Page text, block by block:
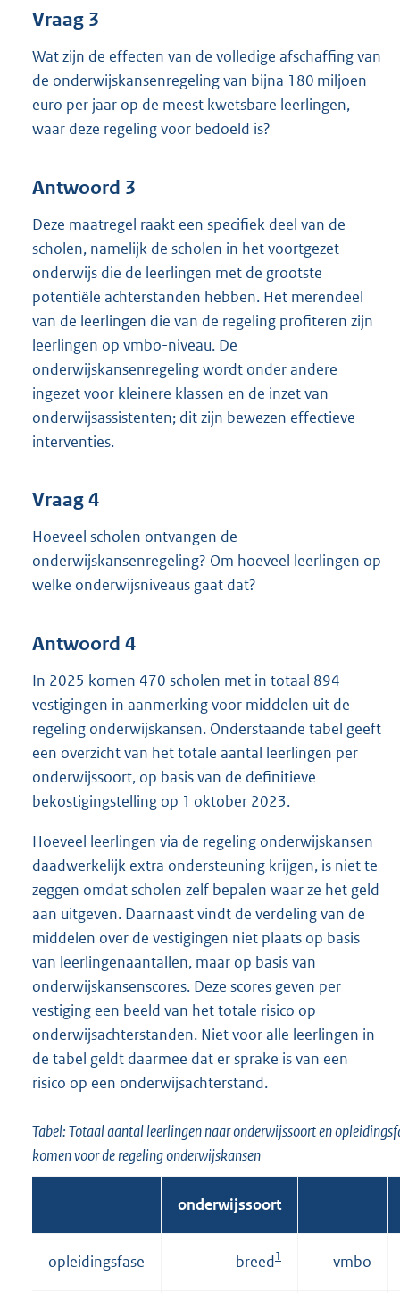
Vraag 3
Wat zijn de effecten van de volledige afschaffing van
de onderwijskansenregeling van bijna 180 miljoen
euro per jaar op de meest kwetsbare leerlingen,
waar deze regeling voor bedoeld is?
Antwoord 3
Deze maatregel raakt een specifiek deel van de
scholen, namelijk de scholen in het voortgezet
onderwijs die de leerlingen met de grootste
potentiële achterstanden hebben. Het merendeel
van de leerlingen die van de regeling profiteren zijn
leerlingen op vmbo-niveau. De
onderwijskansenregeling wordt onder andere
ingezet voor kleinere klassen en de inzet van
onderwijsassistenten; dit zijn bewezen effectieve
interventies.
Vraag 4
Hoeveel scholen ontvangen de
onderwijskansenregeling? Om hoeveel leerlingen op
welke onderwijsniveaus gaat dat?
Antwoord 4
In 2025 komen 470 scholen met in totaal 894
vestigingen in aanmerking voor middelen uit de
regeling onderwijskansen. Onderstaande tabel geeft
een overzicht van het totale aantal leerlingen per
onderwijssoort, op basis van de definitieve
bekostigingstelling op 1 oktober 2023.
Hoeveel leerlingen via de regeling onderwijskansen
daadwerkelijk extra ondersteuning krijgen, is niet te
zeggen omdat scholen zelf bepalen waar ze het geld
aan uitgeven. Daarnaast vindt de verdeling van de
middelen over de vestigingen niet plaats op basis
van leerlingenaantallen, maar op basis van
onderwijskansenscores. Deze scores geven per
vestiging een beeld van het totale risico op
onderwijsachterstanden. Niet voor alle leerlingen in
de tabel geldt daarmee dat er sprake is van een
risico op een onderwijsachterstand.
Tabel: Totaal aantal leerlingen naar onderwijssoort en
komen voor de regeling onderwijskansen
onderwijssoort
opleidingsfase breed1 vmbo